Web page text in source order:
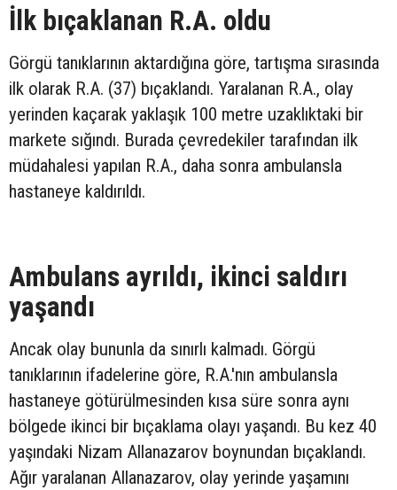
İlk bıçaklanan R.A. oldu
Görgü tanıklarının aktardığına göre, tartışma sırasında
ilk olarak R.A. (37) bıçaklandı. Yaralanan R.A., olay
yerinden kaçarak yaklaşık 100 metre uzaklıktaki bir
markete sığındı. Burada çevredekiler tarafından ilk
müdahalesi yapılan R.A., daha sonra ambulansla
hastaneye kaldırıldı.
Ambulans ayrıldı, ikinci saldırı
yaşandı
Ancak olay bununla da sınırlı kalmadı. Görgü
tanıklarının ifadelerine göre, R.A.'nın ambulansla
hastaneye götürülmesinden kısa süre sonra aynı
bölgede ikinci bir bıçaklama olayı yaşandı. Bu kez 40
yaşındaki Nizam Allanazarov boynundan bıçaklandı.
Ağır yaralanan Allanazarov, olay yerinde yaşamını